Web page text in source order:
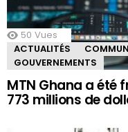
50 Vues
ACTUALITÉS
GOUVERNEMENTS
MTN Ghana a été
773 millions de